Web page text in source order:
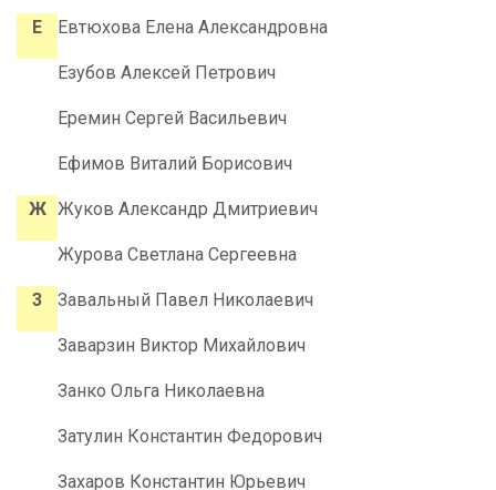
Е Евтюхова Елена Александровна
Езубов Алексей Петрович
Еремин Сергей Васильевич
Ефимов Виталий Борисович
Ж Жуков Александр Дмитриевич
Журова Светлана Сергеевна
3 Завальный Павел Николаевич
Заварзин Виктор Михайлович
Занко Ольга Николаевна
Затулин Константин Федорович
Захаров Константин Юрьевич